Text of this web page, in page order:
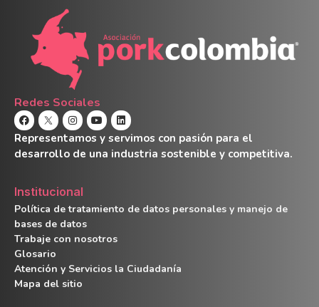
Redes Sociales
Representamos y servimos con pasión para el
desarrollo de una industria sostenible y competitiva.
Institucional
Política de tratamiento de datos personales y manejo de
bases de datos
Trabaje con nosotros
Glosario
Atención y Servicios la Ciudadanía
Mapa del sitio